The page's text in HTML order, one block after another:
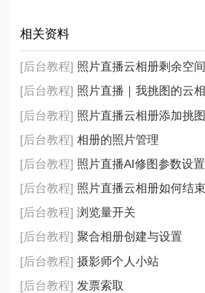
相关资料
[后台教程] 照片直播云相册剩余空
[后台教程] 照片直播｜我挑图的云
[后台教程] 照片直播云相册添加挑
[后台教程] 相册的照片管理
[后台教程] 照片直播AI修图参数设置
[后台教程] 照片直播云相册如何结
[后台教程] 浏览量开关
[后台教程] 聚合相册创建与设置
[后台教程] 摄影师个人小站
[后台教程] 发票索取